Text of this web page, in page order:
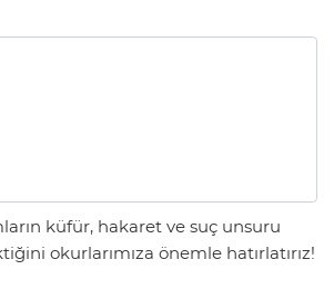
küfür, hakaret ve suç unsuru
okurlarımıza önemle hatırlatırız!